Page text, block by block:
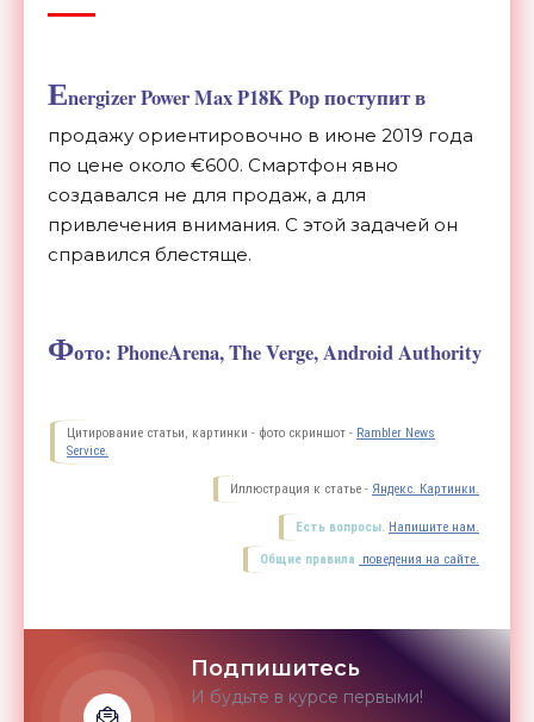
Energizer Power Max P18K Pop поступит в
продажу ориентировочно в июне 2019 года
по цене около €600. Смартфон явно
создавался не для продаж, а для
привлечения внимания. С этой задачей он
справился блестяще.
Фото: PhoneArena, The Verge, Android Authority
Цитирование статьи, картинки - фото скриншот - Rambler News
Service.
Иллюстрация к статье - Яндекс. Картинки.
Есть вопросы. Напишите нам.
Общие правила поведения на сайте.
Подпишитесь
И будьте в курсе первыми!